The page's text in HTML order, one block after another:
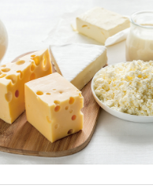
입장료 : 사전접수 5,000
개인별 이용시간 1시간 제
1. 임실N숙성치즈 & 글로
2. 영동 와인 시식&판매